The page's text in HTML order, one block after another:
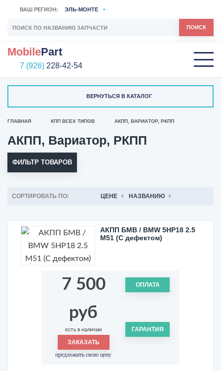
ВАШ РЕГИОН: ЭЛЬ-МОНТЕ
ПОИСК
MobilePart
7 (926) 228-42-54
ВЕРНУТЬСЯ В КАТАЛОГ
ГЛАВНАЯ КПП ВСЕХ ТИПОВ АКПП, ВАРИАТОР, РКПП
АКПП, Вариатор, РКПП
ФИЛЬТР ТОВАРОВ
СОРТИРОВАТЬ ПО: ЦЕНЕ НАЗВАНИЮ
АКПП БМВ / BMW 5HP18 2.5
M51 (С дефектом)
7 500
руб
есть в наличии
ЗАКАЗАТЬ
предложить свою цену
ОПЛАТА
ГАРАНТИЯ